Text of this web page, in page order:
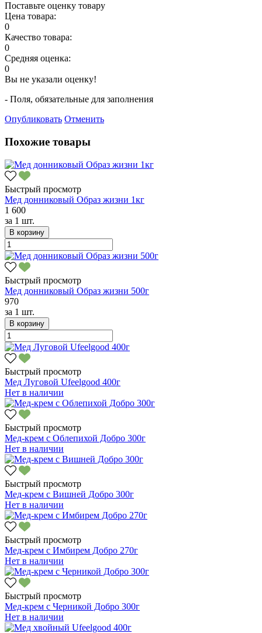
Поставьте оценку товару
Цена товара:
0
Качество товара:
0
Средняя оценка:
0
Вы не указали оценку!
- Поля, обязательные для заполнения
Опубликовать Отменить
Похожие товары
Быстрый просмотр
Мед донниковый Образ жизни 1кг
1 600
за 1 шт.
В корзину
Быстрый просмотр
Мед донниковый Образ жизни 500г
970
за 1 шт.
В корзину
Быстрый просмотр
Мед Луговой Ufeelgood 400г
Нет в наличии
Быстрый просмотр
Мед-крем с Облепихой Добро 300г
Нет в наличии
Быстрый просмотр
Мед-крем с Вишней Добро 300г
Нет в наличии
Быстрый просмотр
Мед-крем с Имбирем Добро 270г
Нет в наличии
Быстрый просмотр
Мед-крем с Черникой Добро 300г
Нет в наличии